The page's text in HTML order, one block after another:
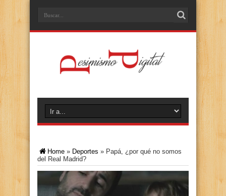
Home » Deportes » Papá, ¿por qué no somos
del Real Madrid?